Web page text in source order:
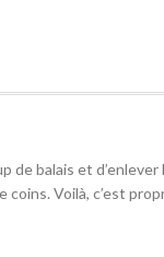
de balais et
Voilà, c’est